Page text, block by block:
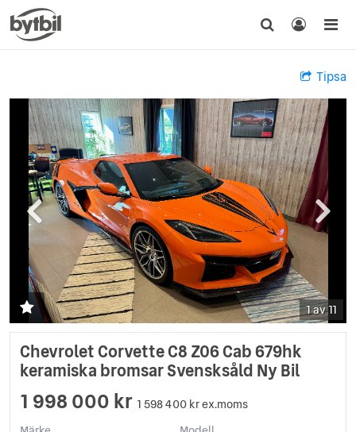
Tipsa
1 av 11
Chevrolet Corvette C8 Z06 Cab 679hk
keramiska bromsar Svensksåld Ny Bil
1 998 000 kr 1 598 400 kr ex.moms